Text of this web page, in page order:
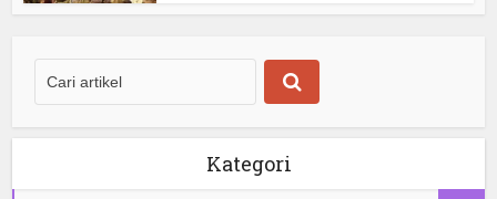
Kategori